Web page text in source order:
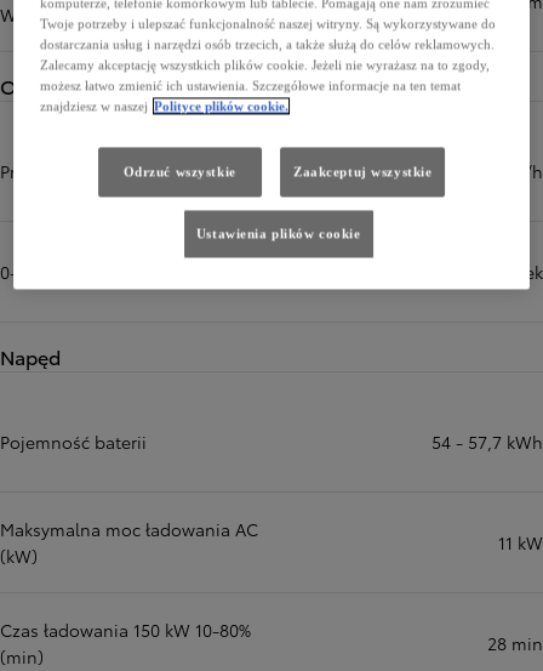
WLTP
Osiągi
Prędkość maksymalna (km/h) 140 km/h
0-100 km/h (sek) 8,6 sek
Napęd
Pojemność baterii 54 - 57,7 kWh
Maksymalna moc ładowania AC
(kW)
11 kW
Czas ładowania 150 kW 10-80%
(min)
28 min
komputerze, telefonie komórkowym lub tablecie. Pomagają one nam zrozumieć
Twoje potrzeby i ulepszać funkcjonalność naszej witryny. Są wykorzystywane do
dostarczania usług i narzędzi osób trzecich, a także służą do celów reklamowych.
Zalecamy akceptację wszystkich plików cookie. Jeżeli nie wyrażasz na to zgody,
możesz łatwo zmienić ich ustawienia. Szczegółowe informacje na ten temat
znajdziesz w naszej Polityce plików cookie.
Odrzuć wszystkie Zaakceptuj wszystkie
Ustawienia plików cookie